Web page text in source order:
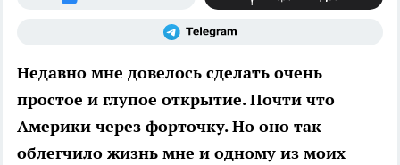
Недавно мне довелось сделать очень
простое и глупое открытие. Почти что
Америки через форточку. Но оно так
облегчило жизнь мне и одному из моих